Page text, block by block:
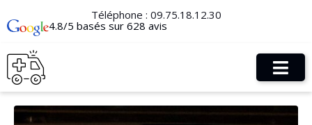
Téléphone : 09.75.18.12.30
4.8/5 basés sur 628 avis